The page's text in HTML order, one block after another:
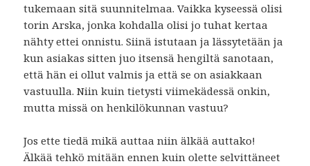
tukemaan sitä suunnitelmaa. Vaikka kyseessä olisi
torin Arska, jonka kohdalla olisi jo tuhat kertaa
nähty ettei onnistu. Siinä istutaan ja lässytetään ja
kun asiakas sitten juo itsensä hengiltä sanotaan,
että hän ei ollut valmis ja että se on asiakkaan
vastuulla. Niin kuin tietysti viimekädessä onkin,
mutta missä on henkilökunnan vastuu?
Jos ette tiedä mikä auttaa niin älkää auttako!
Älkää tehkö mitään ennen kuin olette selvittäneet